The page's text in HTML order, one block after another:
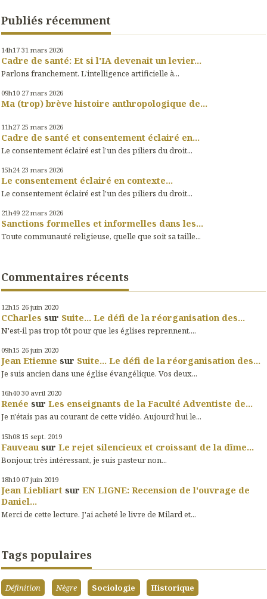
Publiés récemment
14h17 31 mars 2026
Cadre de santé: Et si l'IA devenait un levier...
Parlons franchement. L’intelligence artificielle à...
09h10 27 mars 2026
Ma (trop) brève histoire anthropologique de...
11h27 25 mars 2026
Cadre de santé et consentement éclairé en...
Le consentement éclairé est l’un des piliers du droit...
15h24 23 mars 2026
Le consentement éclairé en contexte...
Le consentement éclairé est l'un des piliers du droit...
21h49 22 mars 2026
Sanctions formelles et informelles dans les...
Toute communauté religieuse, quelle que soit sa taille...
Commentaires récents
12h15 26 juin 2020
CCharles sur Suite... Le défi de la réorganisation des...
N'est-il pas trop tôt pour que les églises reprennent....
09h15 26 juin 2020
Jean Etienne sur Suite... Le défi de la réorganisation des...
Je suis ancien dans une église évangélique. Vos deux...
16h40 30 avril 2020
Renée sur Les enseignants de la Faculté Adventiste de...
Je n'étais pas au courant de cette vidéo. Aujourd'hui le...
15h08 15 sept. 2019
Fauveau sur Le rejet silencieux et croissant de la dîme...
Bonjour, très intéressant, je suis pasteur non...
18h10 07 juin 2019
Jean Liebliart sur EN LIGNE: Recension de l'ouvrage de
Daniel...
Merci de cette lecture. J'ai acheté le livre de Milard et...
Tags populaires
Définition Nègre Sociologie
Historique